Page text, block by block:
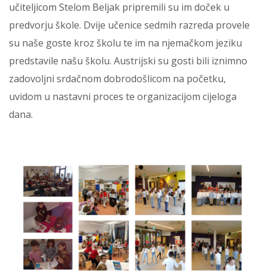
učiteljicom Stelom Beljak pripremili su im doček u
predvorju škole. Dvije učenice sedmih razreda provele
su naše goste kroz školu te im na njemačkom jeziku
predstavile našu školu. Austrijski su gosti bili iznimno
zadovoljni srdačnom dobrodošlicom na početku,
uvidom u nastavni proces te organizacijom cijeloga
dana.